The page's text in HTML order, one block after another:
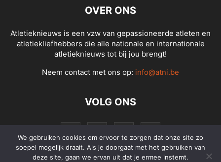
OVER ONS
Atletieknieuws is een vzw van gepassioneerde atleten en
atletiekliefhebbers die alle nationale en internationale
atletieknieuws tot bij jou brengt!
Neem contact met ons op: info@atni.be
VOLG ONS
We gebruiken cookies om ervoor te zorgen dat onze site zo
soepel mogelijk draait. Als je doorgaat met het gebruiken van
deze site, gaan we ervan uit dat je ermee instemt.